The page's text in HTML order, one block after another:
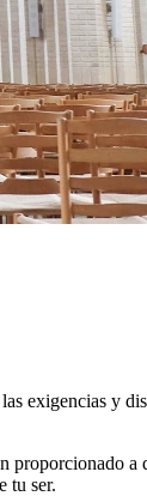
exigencias y
proporcionado
tu ser.